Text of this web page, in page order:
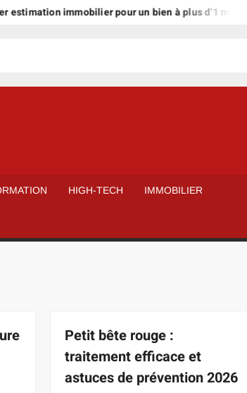
immobilier pour un bien à plus d’1 million d’euros
HIGH-TECH IMMOBILIER
Petit bête rouge :
traitement efficace et
astuces de prévention 2026